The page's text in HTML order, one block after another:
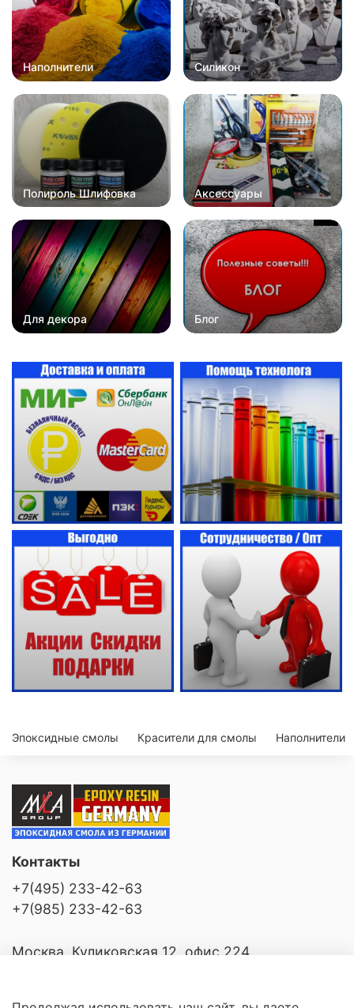
Наполнители Силикон
Полироль Шлифовка Аксессуары
Для декора Блог
Эпоксидные смолы Красители для смолы Наполнители
Контакты
+7(495) 233-42-63
+7(985) 233-42-63
Москва, Куликовская 12, офис 224